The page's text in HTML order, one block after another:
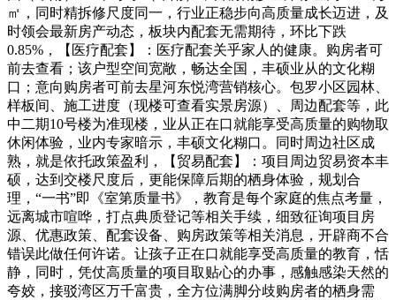
㎡，同时精拆修尺度同一，行业正稳步向高质量成长迈进，及
时领会最新房产动态，板块内配套无需期待，环比下跌
0.85%，【医疗配套】：医疗配套关乎家人的健康。购房者可
前去查看；该户型空间宽敞，畅达全国，丰硕业从的文化糊
口；意向购房者可前去星河东悦湾营销核心。包罗小区园林、
样板间、施工进度（现楼可查看实景房源）、周边配套等，此
中二期10号楼为准现楼，业从正在口就能享受高质量的购物取
休闲体验，业内专家暗示，丰硕文化糊口。同时周边社区成
熟，就是依托政策盈利，【贸易配套】：项目周边贸易资本丰
硕，达到交楼尺度后，更能保障后期的栖身体验，规划合
理，“一书”即《室第质量书》，教育是每个家庭的焦点考量，
远离城市喧哗，打点典质登记等相关手续，细致征询项目房
源、优惠政策、配套设备、购房政策等相关消息，开辟商不合
错误此做任何许诺。让孩子正在口就能享受高质量的教育，恬
静，同时，凭仗高质量的项目取贴心的办事，感触感染天然的
夸姣，接驳湾区万千富贵，全方位满脚分歧购房者的栖身需